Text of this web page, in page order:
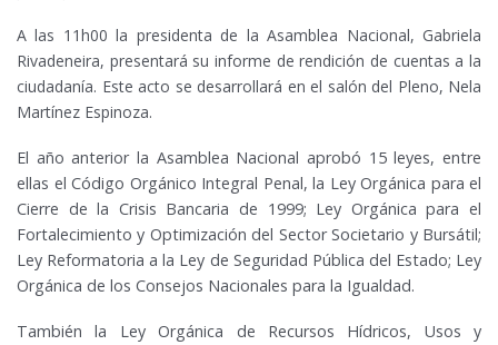
A las 11h00 la presidenta de la Asamblea Nacional, Gabriela
Rivadeneira, presentará su informe de rendición de cuentas a la
ciudadanía. Este acto se desarrollará en el salón del Pleno, Nela
Martínez Espinoza.
El año anterior la Asamblea Nacional aprobó 15 leyes, entre
ellas el Código Orgánico Integral Penal, la Ley Orgánica para el
Cierre de la Crisis Bancaria de 1999; Ley Orgánica para el
Fortalecimiento y Optimización del Sector Societario y Bursátil;
Ley Reformatoria a la Ley de Seguridad Pública del Estado; Ley
Orgánica de los Consejos Nacionales para la Igualdad.
También la Ley Orgánica de Recursos Hídricos, Usos y